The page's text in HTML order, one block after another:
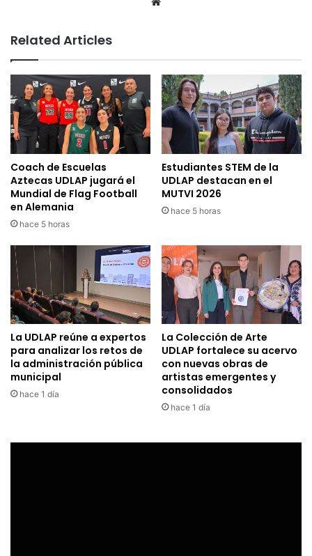
Related Articles
Coach de Escuelas
Aztecas UDLAP jugará el
Mundial de Flag Football
en Alemania
hace 5 horas
Estudiantes STEM de la
UDLAP destacan en el
MUTVI 2026
hace 5 horas
La UDLAP reúne a expertos
para analizar los retos de
la administración pública
municipal
hace 1 día
La Colección de Arte
UDLAP fortalece su acervo
con nuevas obras de
artistas emergentes y
consolidados
hace 1 día